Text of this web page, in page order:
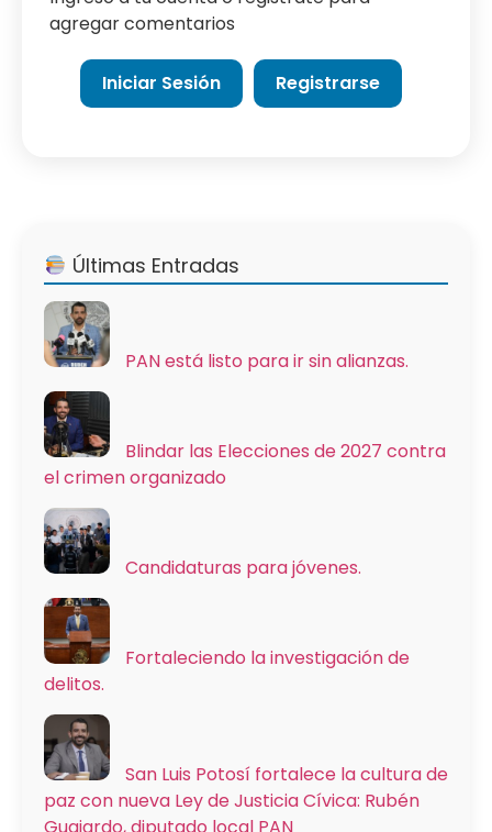
agregar comentarios
Iniciar Sesión Registrarse
Últimas Entradas
PAN está listo para ir sin alianzas.
Blindar las Elecciones de 2027 contra
el crimen organizado
Candidaturas para jóvenes.
Fortaleciendo la investigación de
delitos.
San Luis Potosí fortalece la cultura de
paz con nueva Ley de Justicia Cívica: Rubén